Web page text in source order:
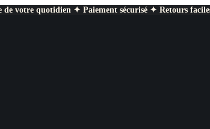
votre quotidien ✦ Paiement sécurisé ✦ Retours